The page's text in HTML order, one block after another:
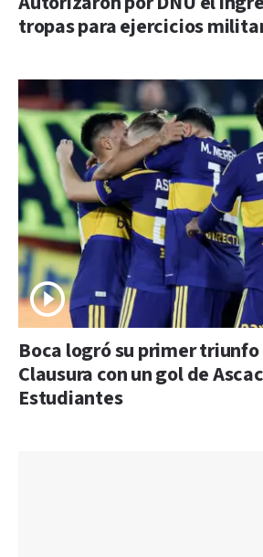
tropas para ejercicios
Boca logró su primer triunfo
Clausura con un gol de
Estudiantes